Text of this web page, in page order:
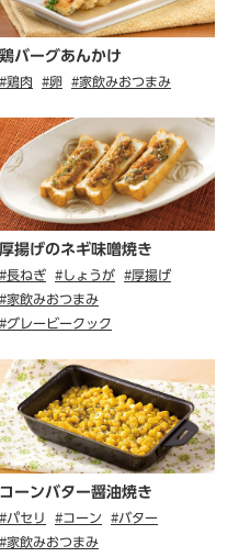
鶏バーグあんかけ
#鶏肉 #卵 #家飲みおつまみ
厚揚げのネギ味噌焼き
#長ねぎ #しょうが
#厚揚げ
#家飲みおつまみ
#グレービークック
コーンバター醤油焼き
#パセリ #コーン
#バター
#家飲みおつまみ